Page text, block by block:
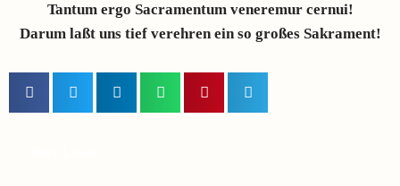
Tantum ergo Sacramentum veneremur cernui!
Darum laßt uns tief verehren ein so großes Sakrament!